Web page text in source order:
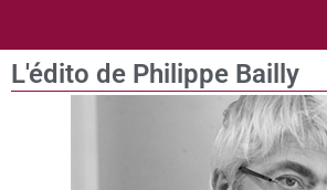
L'édito de Philippe Bailly